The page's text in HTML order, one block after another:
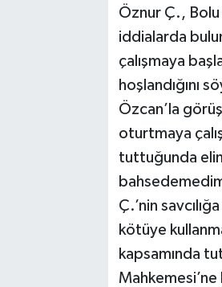
Öznur Ç., Bolu
iddialarda
çalışmaya
hoşlandığını
Özcan’la
oturtmaya
tuttuğunda
Ç.’nin
kötüye
kapsamında
Mahkemesi’ne